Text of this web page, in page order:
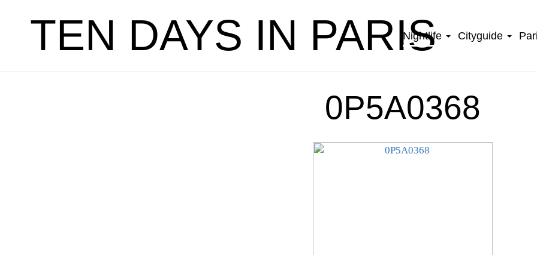
TEN DAYS IN PARIS
Nightlife Cityguide
0P5A0368